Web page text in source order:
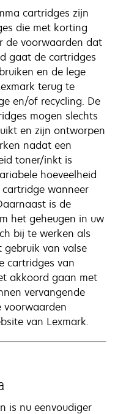
cartridges zijn
die met korting
de voorwaarden dat
gaat de cartridges
en de lege
terug te
en/of recycling. De
mogen slechts
en zijn ontworpen
nadat een
toner/inkt is
hoeveelheid
wanneer
is de
het geheugen in uw
bij te werken als
gebruik van valse
cartridges van
akkoord gaan met
vervangende
voorwaarden
van Lexmark.
is nu eenvoudiger